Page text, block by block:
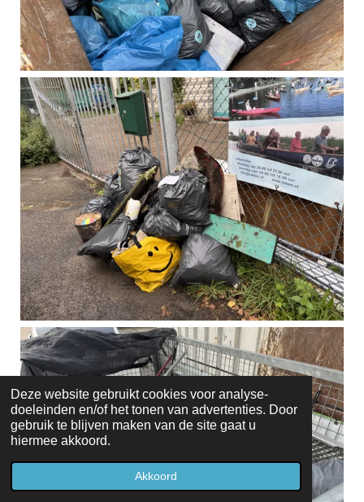
Deze website gebruikt cookies voor analyse-
doeleinden en/of het tonen van advertenties. Door
gebruik te blijven maken van de site gaat u
hiermee akkoord.
Akkoord